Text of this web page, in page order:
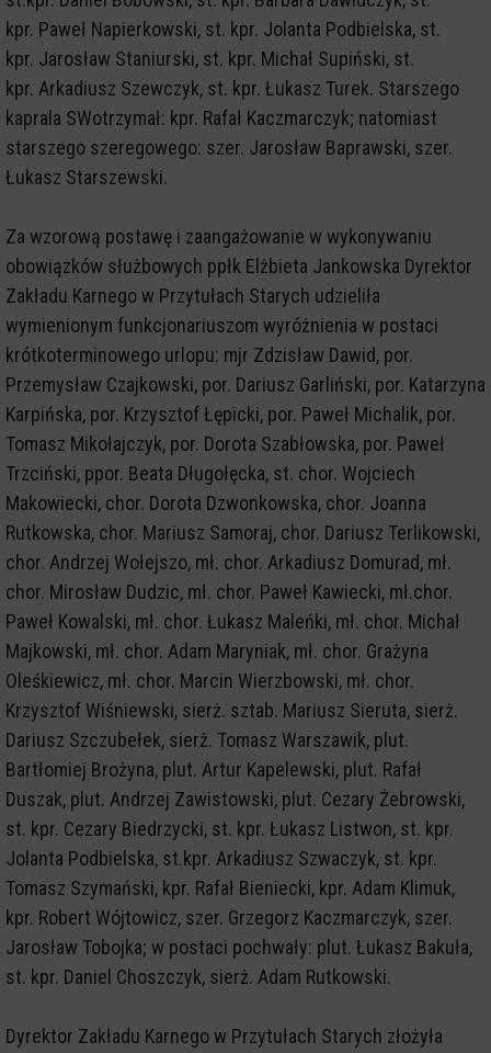
kpr. Paweł Napierkowski, st. kpr. Jolanta Podbielska, st.
kpr. Jarosław Staniurski, st. kpr. Michał Supiński, st.
kpr. Arkadiusz Szewczyk, st. kpr. Łukasz Turek. Starszego
kaprala SWotrzymał: kpr. Rafał Kaczmarczyk; natomiast
starszego szeregowego: szer. Jarosław Baprawski, szer.
Łukasz Starszewski.
Za wzorową postawę i zaangażowanie w wykonywaniu
obowiązków służbowych ppłk Elżbieta Jankowska Dyrektor
Zakładu Karnego w Przytułach Starych udzieliła
wymienionym funkcjonariuszom wyróżnienia w postaci
krótkoterminowego urlopu: mjr Zdzisław Dawid, por.
Przemysław Czajkowski, por. Dariusz Garliński, por. Katarzyna
Karpińska, por. Krzysztof Łępicki, por. Paweł Michalik, por.
Tomasz Mikołajczyk, por. Dorota Szabłowska, por. Paweł
Trzciński, ppor. Beata Długołęcka, st. chor. Wojciech
Makowiecki, chor. Dorota Dzwonkowska, chor. Joanna
Rutkowska, chor. Mariusz Samoraj, chor. Dariusz Terlikowski,
chor. Andrzej Wołejszo, mł. chor. Arkadiusz Domurad, mł.
chor. Mirosław Dudzic, mł. chor. Paweł Kawiecki, mł.chor.
Paweł Kowalski, mł. chor. Łukasz Maleńki, mł. chor. Michał
Majkowski, mł. chor. Adam Maryniak, mł. chor. Grażyna
Oleśkiewicz, mł. chor. Marcin Wierzbowski, mł. chor.
Krzysztof Wiśniewski, sierż. sztab. Mariusz Sieruta, sierż.
Dariusz Szczubełek, sierż. Tomasz Warszawik, plut.
Bartłomiej Brożyna, plut. Artur Kapelewski, plut. Rafał
Duszak, plut. Andrzej Zawistowski, plut. Cezary Żebrowski,
st. kpr. Cezary Biedrzycki, st. kpr. Łukasz Listwon, st. kpr.
Jolanta Podbielska, st.kpr. Arkadiusz Szwaczyk, st. kpr.
Tomasz Szymański, kpr. Rafał Bieniecki, kpr. Adam Klimuk,
kpr. Robert Wójtowicz, szer. Grzegorz Kaczmarczyk, szer.
Jarosław Tobojka; w postaci pochwały: plut. Łukasz Bakuła,
st. kpr. Daniel Choszczyk, sierż. Adam Rutkowski.
Dyrektor Zakładu Karnego w Przytułach Starych złożyła